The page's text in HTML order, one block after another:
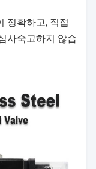
정확하고, 직접
사숙고하지 않습